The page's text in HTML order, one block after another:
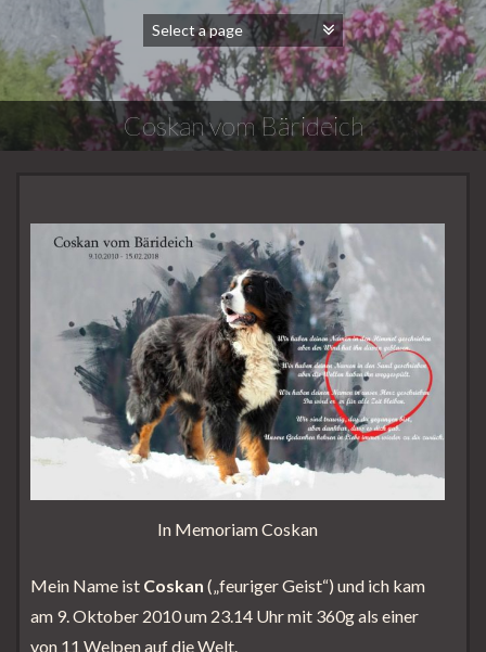
Coskan vom Bärideich
In Memoriam Coskan
Mein Name ist Coskan („feuriger Geist“) und ich kam
am 9. Oktober 2010 um 23.14 Uhr mit 360g als einer
von 11 Welpen auf die Welt.